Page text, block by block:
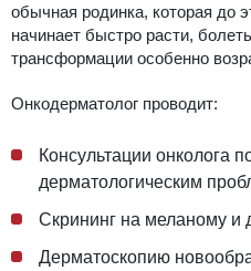
обычная родинка, которая до
начинает быстро расти,
трансформации особенно
Онкодерматолог проводит:
Консультации онколога
дерматологическим
Скрининг на меланому и
Дерматоскопию